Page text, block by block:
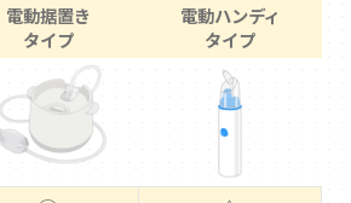
電動据置き
タイプ
電動ハンディ
タイプ